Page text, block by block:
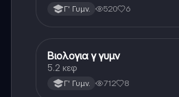
Γ' Γυμν. 520 6
Βιολογία
Βιολογια γ γυμν
5.2 κεφ
Γ' Γυμν. 712 8